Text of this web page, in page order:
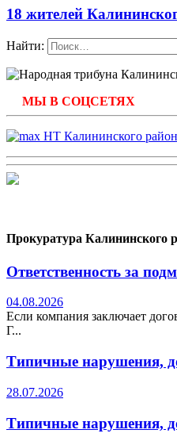
18 жителей
Найти:
МЫ В СОЦСЕТЯХ
Прокуратура Калининского
Ответственность за
04.08.2026
Если компания заключает
Г...
Типичные нарушения,
28.07.2026
Типичные нарушения,